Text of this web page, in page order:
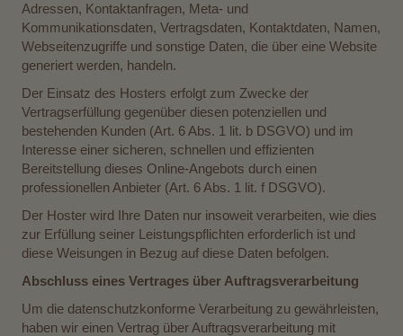
Adressen, Kontaktanfragen, Meta- und
Kommunikationsdaten, Vertragsdaten, Kontaktdaten, Namen,
Webseitenzugriffe und sonstige Daten, die über eine Website
generiert werden, handeln.
Der Einsatz des Hosters erfolgt zum Zwecke der
Vertragserfüllung gegenüber diesen potenziellen und
bestehenden Kunden (Art. 6 Abs. 1 lit. b DSGVO) und im
Interesse einer sicheren, schnellen und effizienten
Bereitstellung dieses Online-Angebots durch einen
professionellen Anbieter (Art. 6 Abs. 1 lit. f DSGVO).
Der Hoster wird Ihre Daten nur insoweit verarbeiten, wie dies
zur Erfüllung seiner Leistungspflichten erforderlich ist und
diese Weisungen in Bezug auf diese Daten befolgen.
Abschluss eines Vertrages über Auftragsverarbeitung
Um die datenschutzkonforme Verarbeitung zu gewährleisten,
haben wir einen Vertrag über Auftragsverarbeitung mit